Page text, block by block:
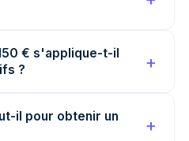
€ s'applique-t-il
?
il pour obtenir un